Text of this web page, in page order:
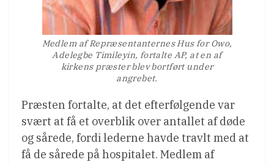
Medlem af Repræsentanternes Hus for Owo,
Adelegbe Timileyin, fortalte AP, at en af
kirkens præster blev bortført under
angrebet.
Præsten fortalte, at det efterfølgende var
svært at få et overblik over antallet af døde
og sårede, fordi lederne havde travlt med at
få de sårede på hospitalet. Medlem af